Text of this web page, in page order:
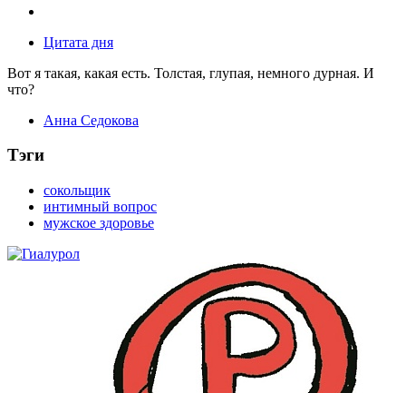
Цитата дня
Вот я такая, какая есть. Толстая, глупая, немного дурная. И
что?
Анна Седокова
Тэги
сокольщик
интимный вопрос
мужское здоровье